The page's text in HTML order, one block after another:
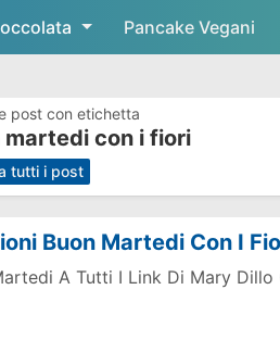
Skip to main content
Pancake Vegani
post con etichetta
martedi con i fiori
tutti i post
Buon Martedi Con I
A Tutti I Link Di Mary Dillo